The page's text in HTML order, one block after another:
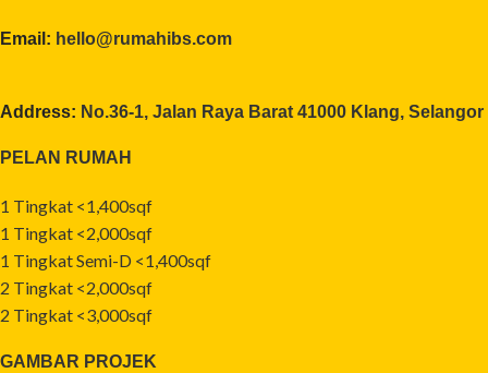
Email: hello@rumahibs.com
Address: No.36-1, Jalan Raya Barat 41000 Klang, Selangor
PELAN RUMAH
1 Tingkat <1,400sqf
1 Tingkat <2,000sqf
1 Tingkat Semi-D <1,400sqf
2 Tingkat <2,000sqf
2 Tingkat <3,000sqf
GAMBAR PROJEK